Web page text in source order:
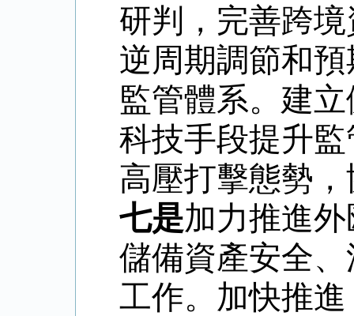
研判，完善跨
逆周期調節和
監管體系。建
科技手段提升
高壓打擊態勢
七是加力推進
儲備資產安全
工作。加快推